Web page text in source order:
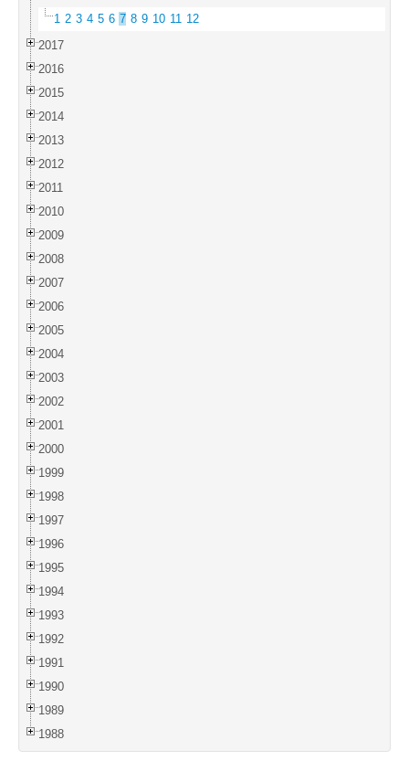
1 2 3 4 5 6 7 8 9 10 11 12
2017
2016
2015
2014
2013
2012
2011
2010
2009
2008
2007
2006
2005
2004
2003
2002
2001
2000
1999
1998
1997
1996
1995
1994
1993
1992
1991
1990
1989
1988